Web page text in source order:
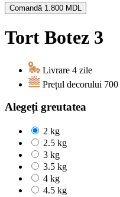
Comandă 1.800 MDL
Tort Botez 3
Livrare 4 zile
Prețul decorului 700
Alegeți greutatea
2 kg
2.5 kg
3 kg
3.5 kg
4 kg
4.5 kg